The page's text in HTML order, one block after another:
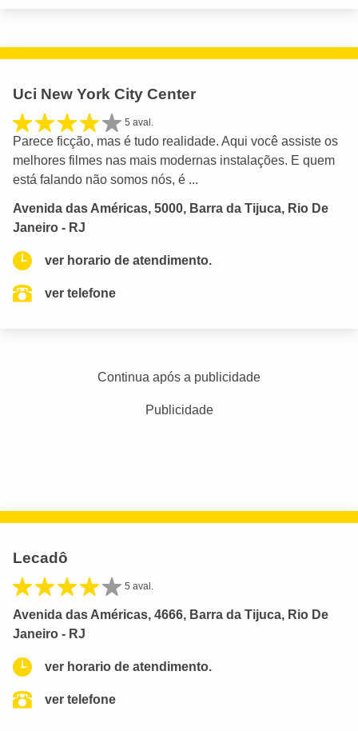
Uci New York City Center
5 aval.
Parece ficção, mas é tudo realidade. Aqui você assiste os
melhores filmes nas mais modernas instalações. E quem
está falando não somos nós, é ...
Avenida das Américas, 5000, Barra da Tijuca, Rio De
Janeiro - RJ
ver horario de atendimento.
ver telefone
Continua após a publicidade
Publicidade
Lecadô
5 aval.
Avenida das Américas, 4666, Barra da Tijuca, Rio De
Janeiro - RJ
ver horario de atendimento.
ver telefone